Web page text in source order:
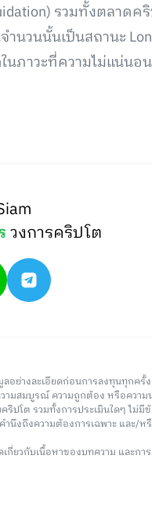
รวมทั้งตลาดค
นวนนั้นเป็นสถานะ
นภาวะที่ความไม่แน่นอ
วงการคริปโต
อย่างละเอียดก่อนการลงทุนทุกครั้ง
ามสมบูรณ์ ความถูกต้อง หรือควา
ปโต รวมทั้งการประเมินใดๆ ไม่มี
นึงถึงความต้องการเฉพาะ และ/
ยวกับเนื้อหาของบทความ และกา